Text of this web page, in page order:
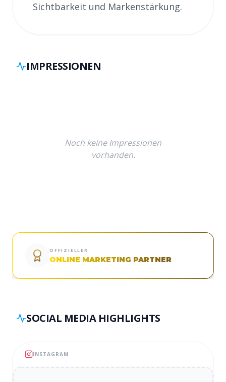
Sichtbarkeit und Markenstärkung.
IMPRESSIONEN
Noch keine Impressionen
vorhanden.
OFFIZIELLER
ONLINE MARKETING PARTNER
SOCIAL MEDIA HIGHLIGHTS
INSTAGRAM